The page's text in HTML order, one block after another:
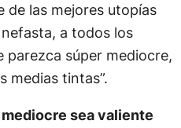
de las mejores utopías
a todos los
parezca súper mediocre,
medias tintas”.
sea valiente